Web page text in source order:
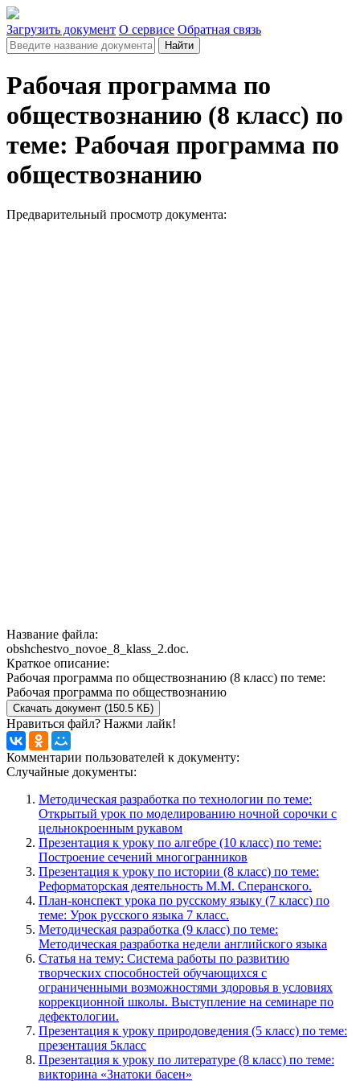
Загрузить документ О сервисе Обратная связь
Найти
Рабочая программа по
обществознанию (8 класс) по
теме: Рабочая программа по
обществознанию
Предварительный просмотр документа:
Название файла:
obshchestvo_novoe_8_klass_2.doc.
Краткое описание:
Рабочая программа по обществознанию (8 класс) по теме:
Рабочая программа по обществознанию
Скачать документ (150.5 КБ)
Нравиться файл? Нажми лайк!
Комментарии пользователей к документу:
Случайные документы:
Методическая разработка по технологии по теме:
Открытый урок по моделированию ночной сорочки с
цельнокроенным рукавом
Презентация к уроку по алгебре (10 класс) по теме:
Построение сечений многогранников
Презентация к уроку по истории (8 класс) по теме:
Реформаторская деятельность М.М. Сперанского.
План-конспект урока по русскому языку (7 класс) по
теме: Урок русского языка 7 класс.
Методическая разработка (9 класс) по теме:
Методическая разработка недели английского языка
Статья на тему: Система работы по развитию
творческих способностей обучающихся с
ограниченными возможностями здоровья в условиях
коррекционной школы. Выступление на семинаре по
дефектологии.
Презентация к уроку природоведения (5 класс) по теме:
презентация 5класс
Презентация к уроку по литературе (8 класс) по теме:
викторина «Знатоки басен»